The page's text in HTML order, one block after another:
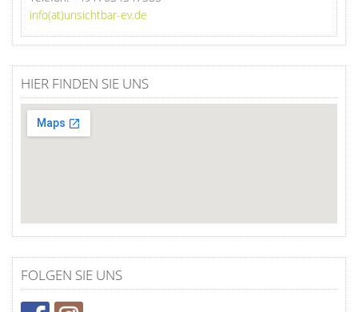
info(at)unsichtbar-ev.de
HIER FINDEN SIE UNS
FOLGEN SIE UNS